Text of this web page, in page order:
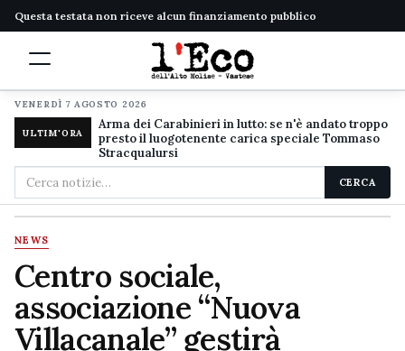
Questa testata non riceve alcun finanziamento pubblico
VENERDÌ 7 AGOSTO 2026
ULTIM'ORA
Arma dei Carabinieri in lutto: se n'è andato troppo
presto il luogotenente carica speciale Tommaso
Stracqualursi
Cerca
nel
sito
CERCA
NEWS
Centro sociale,
associazione “Nuova
Villacanale” gestirà